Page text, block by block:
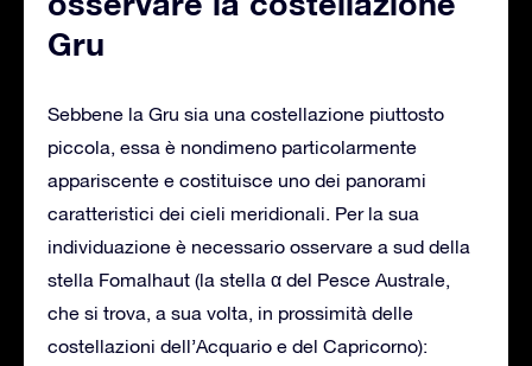
Gru
Sebbene la Gru sia una costellazione piuttosto
piccola, essa è nondimeno particolarmente
appariscente e costituisce uno dei panorami
caratteristici dei cieli meridionali. Per la sua
individuazione è necessario osservare a sud della
stella Fomalhaut (la stella α del Pesce Australe,
che si trova, a sua volta, in prossimità delle
costellazioni dell’Acquario e del Capricorno):